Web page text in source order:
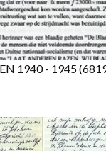
1940 - 1945